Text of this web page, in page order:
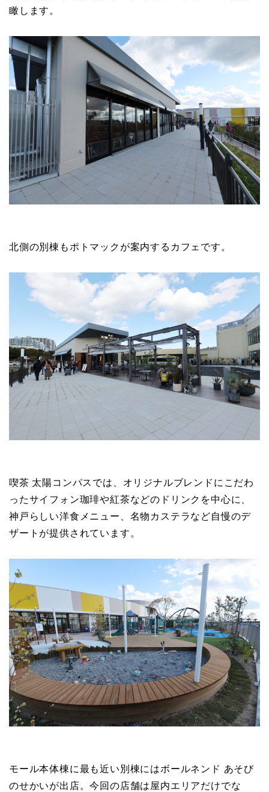
瞰します。
北側の別棟もポトマックが案内するカフェです。
喫茶 太陽コンパスでは、オリジナルブレンドにこだわ
ったサイフォン珈琲や紅茶などのドリンクを中心に、
神戸らしい洋食メニュー、名物カステラなど自慢のデ
ザートが提供されています。
モール本体棟に最も近い別棟にはボールネンド あそび
のせかいが出店。今回の店舗は屋内エリアだけでな